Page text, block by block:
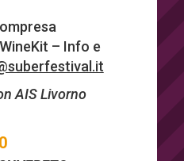
– Info e
AIS Livorno